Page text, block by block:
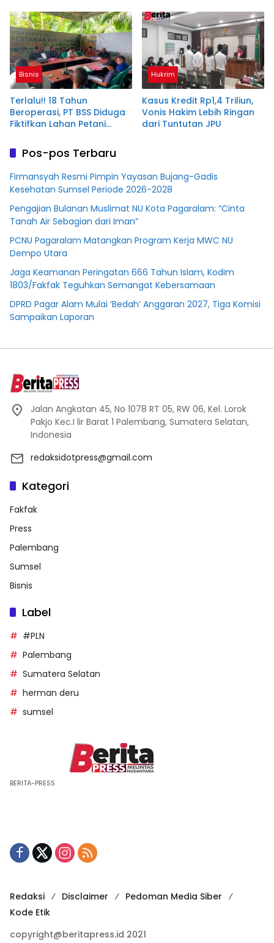
Terdakwa Dituntut 2,5
Tahun Penjara
Bisnis
Terlalu!! 18 Tahun
Beroperasi, PT BSS Diduga
Fiktifkan Lahan Petani
Hukrim
Kasus Kredit Rp1,4 Triliun,
Vonis Hakim Lebih Ringan
dari Tuntutan JPU
Pos-pos Terbaru
Firmansyah Resmi Pimpin Yayasan Bujang-Gadis
Kesehatan Sumsel Periode 2026-2028
Pengajian Bulanan Muslimat NU Kota Pagaralam: “Cinta
Tanah Air Sebagian dari Iman”
PCNU Pagaralam Matangkan Program Kerja MWC NU
Dempo Utara
Jaga Keamanan Peringatan 666 Tahun Islam, Kodim
1803/Fakfak Teguhkan Semangat Kebersamaan
DPRD Pagar Alam Mulai ‘Bedah’ Anggaran 2027, Tiga Komisi
Sampaikan Laporan
Jalan Angkatan 45, No 1078 RT 05, RW 06, Kel. Lorok
Pakjo Kec.I lir Barat 1 Palembang, Sumatera Selatan,
Indonesia
redaksidotpress@gmail.com
Kategori
Fakfak
Press
Palembang
Sumsel
Bisnis
Label
#PLN
Palembang
Sumatera Selatan
herman deru
sumsel
BERITA-PRESS
Redaksi Disclaimer
Pedoman Media Siber
Kode Etik
copyright@beritapress.id 2021